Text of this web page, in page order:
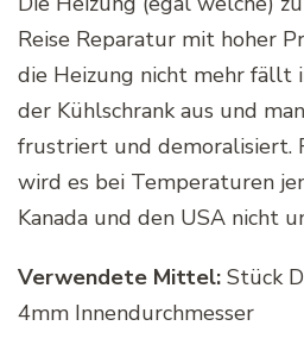
Reise Reparatur mit hoher
die Heizung nicht mehr fällt
der Kühlschrank aus und
frustriert und demoralisiert.
wird es bei Temperaturen
Kanada und den USA nicht
Verwendete Mittel: Stück
4mm Innendurchmesser